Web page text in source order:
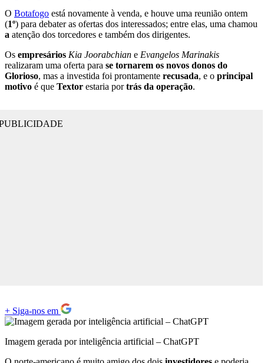
O Botafogo está novamente à venda, e houve uma reunião ontem
(1º) para debater as ofertas dos interessados; entre elas, uma chamou
a atenção dos torcedores e também dos dirigentes.
Os empresários Kia Joorabchian e Evangelos Marinakis
realizaram uma oferta para se tornarem os novos donos do
Glorioso, mas a investida foi prontamente recusada, e o principal
motivo é que Textor estaria portrás da operação.
+ Siga-nos em
Imagem gerada por inteligência artificial – ChatGPT